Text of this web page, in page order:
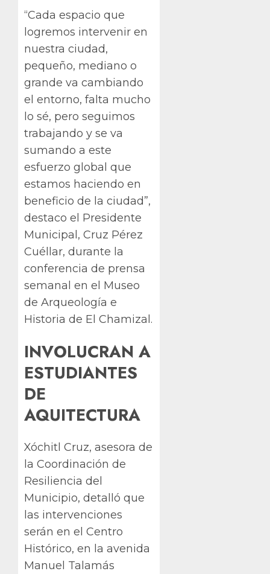
“Cada espacio que
logremos intervenir en
nuestra ciudad,
pequeño, mediano o
grande va cambiando
el entorno, falta mucho
lo sé, pero seguimos
trabajando y se va
sumando a este
esfuerzo global que
estamos haciendo en
beneficio de la ciudad”,
destaco el Presidente
Municipal, Cruz Pérez
Cuéllar, durante la
conferencia de prensa
semanal en el Museo
de Arqueología e
Historia de El Chamizal.
INVOLUCRAN A
ESTUDIANTES
DE
AQUITECTURA
Xóchitl Cruz, asesora de
la Coordinación de
Resiliencia del
Municipio, detalló que
las intervenciones
serán en el Centro
Histórico, en la avenida
Manuel Talamás